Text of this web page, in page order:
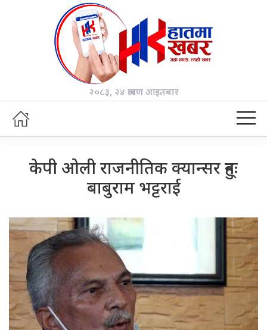
२०८३, २४ श्रावण आइतबार
केपी ओली राजनीतिक क्यान्सर हुन्ः
बाबुराम भट्टराई